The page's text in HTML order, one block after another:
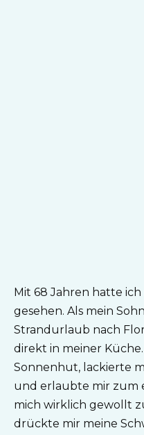
Mit 68 Jahren hatte
gesehen. Als mein
Strandurlaub nach
direkt in meiner
Sonnenhut, lackierte
und erlaubte mir zum
mich wirklich gewollt
drückte mir meine